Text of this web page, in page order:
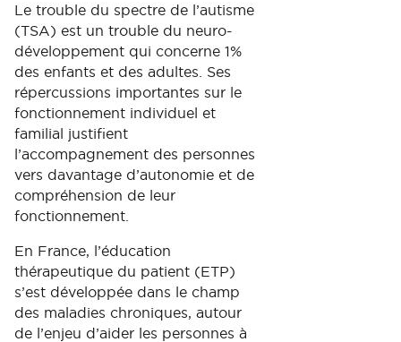
Le trouble du spectre de l’autisme
(TSA) est un trouble du neuro-
développement qui concerne 1%
des enfants et des adultes. Ses
répercussions importantes sur le
fonctionnement individuel et
familial justifient
l’accompagnement des personnes
vers davantage d’autonomie et de
compréhension de leur
fonctionnement.
En France, l’éducation
thérapeutique du patient (ETP)
s’est développée dans le champ
des maladies chroniques, autour
de l’enjeu d’aider les personnes à